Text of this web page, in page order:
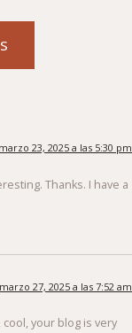
marzo 23, 2025 a las 5:30 pm
Thanks. I have a
marzo 27, 2025 a las 7:52 am
your blog is very